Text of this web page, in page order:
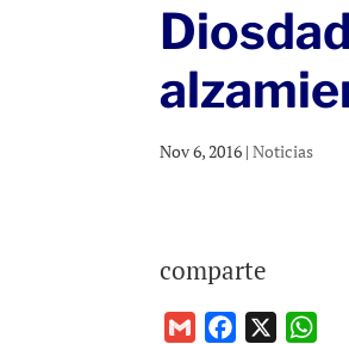
Nov 6, 2016 |Noticias
comparte
G